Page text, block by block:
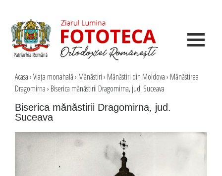
Acasa›Viața monahală› Mănăstiri› Mănăstiri din Moldova› Mănăstirea
Dragomirna› Biserica mănăstirii Dragomirna, jud. Suceava
Biserica mănăstirii Dragomirna, jud.
Suceava